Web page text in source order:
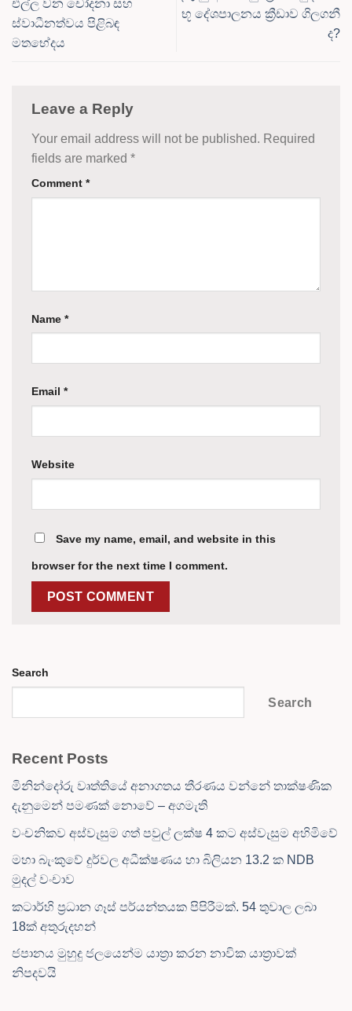
එල්ල වන චෝදනා සහ
ස්වාධීනත්වය පිළිබඳ
මතභේදය
භූ දේශපාලනය ක්‍රීඩාව ගිලගනී
ද?
Leave a Reply
Your email address will not be published. Required
fields are marked *
Comment *
Name *
Email *
Website
Save my name, email, and website in this
browser for the next time I comment.
Search
Search
Recent Posts
මිනින්දෝරු වෘත්තියේ අනාගතය තීරණය වන්නේ තාක්ෂණික
දැනුමෙන් පමණක් නොවේ – අගමැති
වංචනිකව අස්වැසුම ගත් පවුල් ලක්ෂ 4 කට අස්වැසුම අහිමිවේ
මහා බැංකුවේ දුර්වල අධීක්ෂණය හා බිලියන 13.2 ක NDB
මුදල් වංචාව
කටාර්හි ප්‍රධාන ගෑස් පර්යන්තයක පිපිරීමක්. 54 තුවාල ලබා
18ක් අතුරුදහන්
ජපානය මුහුදු ජලයෙන්ම යාත්‍රා කරන නාවික යාත්‍රාවක්
නිපදවයි